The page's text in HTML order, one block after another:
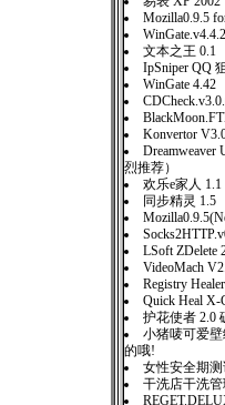
Mozilla0.9.5
文本之王 0.1
IpSniper QQ
WinGate 4.42
Konvertor
烈推荐）
欢乐e家人 1.1
同步精灵 1.5
LSoft ZDelete
VideoMach
Registry
Quick Heal X-
护花使者 2.0
小猪唛可爱
的哦!
女性安全期测
干洗店干洗